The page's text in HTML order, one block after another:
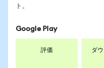
ト。
Google Play
評価 ダ